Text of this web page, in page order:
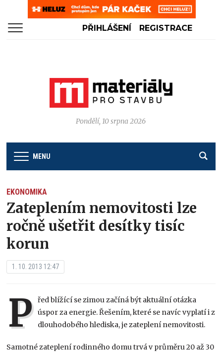
PŘIHLÁŠENÍ REGISTRACE
Pondělí, 10 srpna 2026
MENU
EKONOMIKA
Zateplením nemovitosti lze
ročně ušetřit desítky tisíc
korun
1. 10. 2013 12:47
P řed blížící se zimou začíná být aktuální otázka
úspor za energie. Řešením, které se navíc vyplatí i z
dlouhodobého hlediska, je zateplení nemovitosti.
Samotné zateplení rodinného domu trvá v průměru 20 až 30